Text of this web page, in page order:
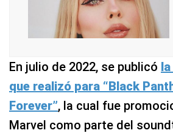
En julio de 2022, se publicó
que realizó para “Black
Forever”, la cual fue
Marvel como parte del